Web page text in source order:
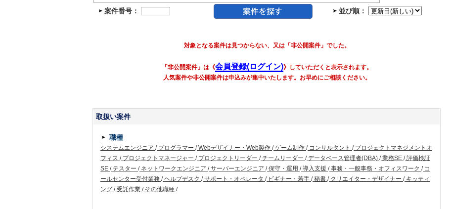
案件番号： 並び順：
対象となる案件は見つからない、又は「非公開案件」でした。
「非公開案件」は《会員登録(ログイン)》していただくと表示されます。
人気案件や非公開案件は申込みが集中いたします。お早めにご相談ください。
取扱い案件
職種
システムエンジニア /プログラマー /Webデザイナー・Web製作 /ゲーム制作 /コンサルタント /プロジェクトマネジメントオ
フィス /プロジェクトマネージャー /プロジェクトリーダー /チームリーダー /データベース管理者(DBA) /業務SE /評価検証
SE /テスター /ネットワークエンジニア /サーバーエンジニア /保守・運用 /導入支援 /事務・一般事務・オフィスワーク /コ
ールセンター受付業務 /ヘルプデスク /サポート・オペレータ /ビギナー・若手 /秘書 /クリエイター・デザイナー /キッティ
ング /受託作業 /その他職種 /